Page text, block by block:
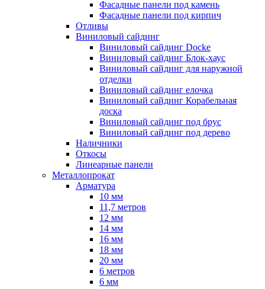
Фасадные панели под камень
Фасадные панели под кирпич
Отливы
Виниловый сайдинг
Виниловый сайдинг Docke
Виниловый сайдинг Блок-хаус
Виниловый сайдинг для наружной
отделки
Виниловый сайдинг елочка
Виниловый сайдинг Корабельная
доска
Виниловый сайдинг под брус
Виниловый сайдинг под дерево
Наличники
Откосы
Линеарные панели
Металлопрокат
Арматура
10 мм
11,7 метров
12 мм
14 мм
16 мм
18 мм
20 мм
6 метров
6 мм